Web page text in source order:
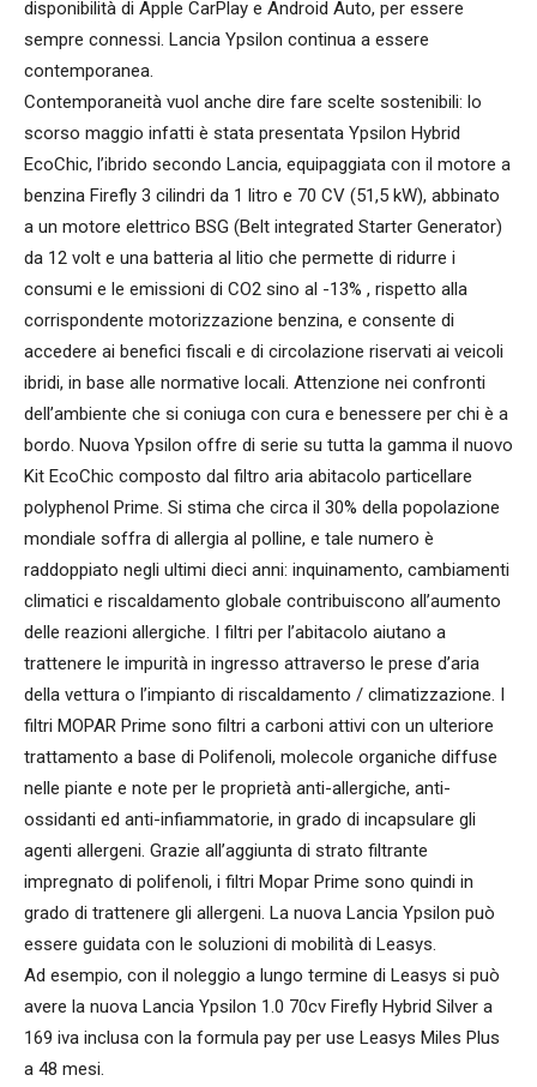
disponibilità di Apple CarPlay e Android Auto, per essere
sempre connessi. Lancia Ypsilon continua a essere
contemporanea.
Contemporaneità vuol anche dire fare scelte sostenibili: lo
scorso maggio infatti è stata presentata Ypsilon Hybrid
EcoChic, l’ibrido secondo Lancia, equipaggiata con il motore a
benzina Firefly 3 cilindri da 1 litro e 70 CV (51,5 kW), abbinato
a un motore elettrico BSG (Belt integrated Starter Generator)
da 12 volt e una batteria al litio che permette di ridurre i
consumi e le emissioni di CO2 sino al -13% , rispetto alla
corrispondente motorizzazione benzina, e consente di
accedere ai benefici fiscali e di circolazione riservati ai veicoli
ibridi, in base alle normative locali. Attenzione nei confronti
dell’ambiente che si coniuga con cura e benessere per chi è a
bordo. Nuova Ypsilon offre di serie su tutta la gamma il nuovo
Kit EcoChic composto dal filtro aria abitacolo particellare
polyphenol Prime. Si stima che circa il 30% della popolazione
mondiale soffra di allergia al polline, e tale numero è
raddoppiato negli ultimi dieci anni: inquinamento, cambiamenti
climatici e riscaldamento globale contribuiscono all’aumento
delle reazioni allergiche. I filtri per l’abitacolo aiutano a
trattenere le impurità in ingresso attraverso le prese d’aria
della vettura o l’impianto di riscaldamento / climatizzazione. I
filtri MOPAR Prime sono filtri a carboni attivi con un ulteriore
trattamento a base di Polifenoli, molecole organiche diffuse
nelle piante e note per le proprietà anti-allergiche, anti-
ossidanti ed anti-infiammatorie, in grado di incapsulare gli
agenti allergeni. Grazie all’aggiunta di strato filtrante
impregnato di polifenoli, i filtri Mopar Prime sono quindi in
grado di trattenere gli allergeni. La nuova Lancia Ypsilon può
essere guidata con le soluzioni di mobilità di Leasys.
Ad esempio, con il noleggio a lungo termine di Leasys si può
avere la nuova Lancia Ypsilon 1.0 70cv Firefly Hybrid Silver a
169 iva inclusa con la formula pay per use Leasys Miles Plus
a 48 mesi.